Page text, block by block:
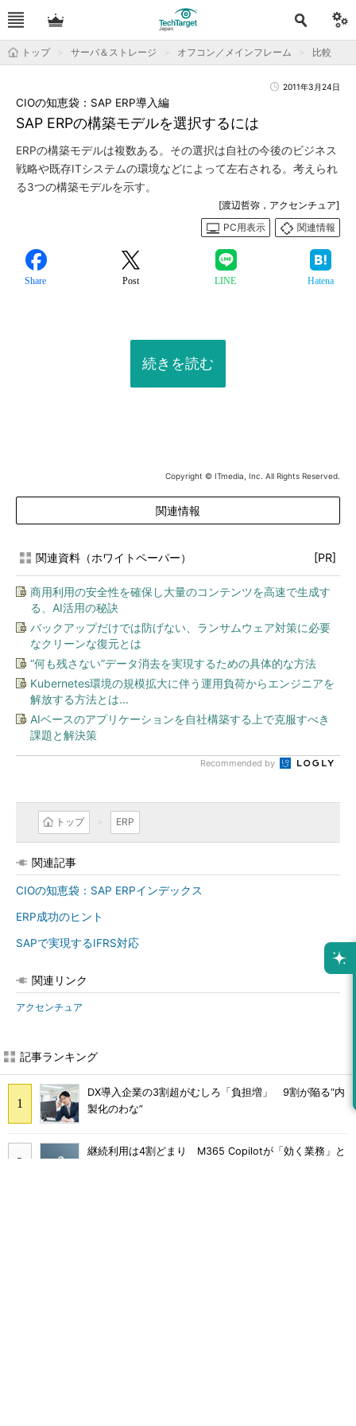
トップ サーバ＆ストレージ オフコン／メインフレーム 比較
2011年3月24日
SAP ERPの構築モデルを選択するには
CIOの知恵袋：SAP ERP導入編
ERPの構築モデルは複数ある。その選択は自社の今後のビジネス
戦略や既存ITシステムの環境などによって左右される。考えられ
る3つの構築モデルを示す。
[渡辺哲弥，アクセンチュア]
PC用表示
関連情報
Share Post LINE Hatena
続きを読む
Copyright © ITmedia, Inc. All Rights Reserved.
関連情報
関連資料（ホワイトペーパー） [PR]
商用利用の安全性を確保し大量のコンテンツを高速で生成す
る、AI活用の秘訣
バックアップだけでは防げない、ランサムウェア対策に必要
なクリーンな復元とは
“何も残さない”データ消去を実現するための具体的な方法
Kubernetes環境の規模拡大に伴う運用負荷からエンジニアを
解放する方法とは...
AIベースのアプリケーションを自社構築する上で克服すべき
課題と解決策
Recommended by
トップ ERP
関連記事
CIOの知恵袋：SAP ERPインデックス
ERP成功のヒント
SAPで実現するIFRS対応
関連リンク
アクセンチュア
記事ランキング
DX導入企業の3割超がむしろ「負担増」 9割が陥る“内
製化のわな”
継続利用は4割どまり M365 Copilotが「効く業務」と